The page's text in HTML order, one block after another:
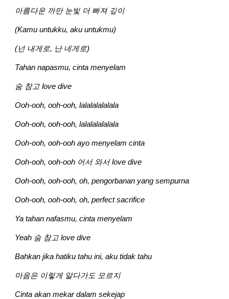
아름다운 까만 눈빛 더 빠져 깊이
(Kamu untukku, aku untukmu)
(넌 내게로, 난 네게로)
Tahan napasmu, cinta menyelam
숨 참고 love dive
Ooh-ooh, ooh-ooh, lalalalalalala
Ooh-ooh, ooh-ooh, lalalalalalala
Ooh-ooh, ooh-ooh ayo menyelam cinta
Ooh-ooh, ooh-ooh 어서 와서 love dive
Ooh-ooh, ooh-ooh, oh, pengorbanan yang sempurna
Ooh-ooh, ooh-ooh, oh, perfect sacrifice
Ya tahan nafasmu, cinta menyelam
Yeah 숨 참고 love dive
Bahkan jika hatiku tahu ini, aku tidak tahu
마음은 이렇게 알다가도 모르지
Cinta akan mekar dalam sekejap